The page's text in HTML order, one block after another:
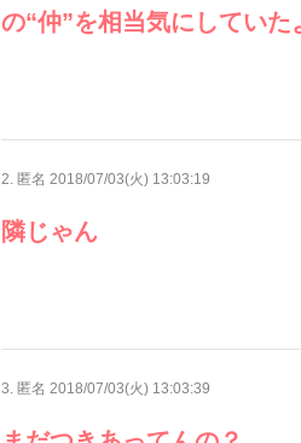
の“仲”を相当気にしていた
2. 匿名 2018/07/03(火) 13:03:19
隣じゃん
3. 匿名 2018/07/03(火) 13:03:39